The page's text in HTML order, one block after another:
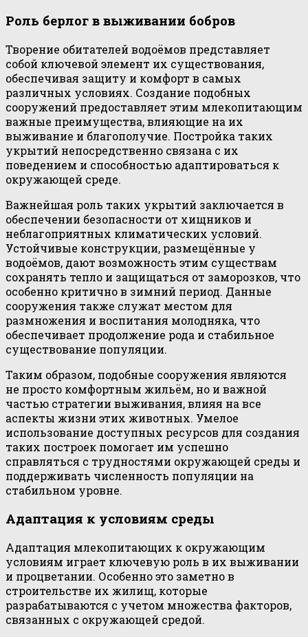
Роль берлог в выживании бобров
Творение обитателей водоёмов представляет
собой ключевой элемент их существования,
обеспечивая защиту и комфорт в самых
различных условиях. Создание подобных
сооружений предоставляет этим млекопитающим
важные преимущества, влияющие на их
выживание и благополучие. Постройка таких
укрытий непосредственно связана с их
поведением и способностью адаптироваться к
окружающей среде.
Важнейшая роль таких укрытий заключается в
обеспечении безопасности от хищников и
неблагоприятных климатических условий.
Устойчивые конструкции, размещённые у
водоёмов, дают возможность этим существам
сохранять тепло и защищаться от заморозков, что
особенно критично в зимний период. Данные
сооружения также служат местом для
размножения и воспитания молодняка, что
обеспечивает продолжение рода и стабильное
существование популяции.
Таким образом, подобные сооружения являются
не просто комфортным жильём, но и важной
частью стратегии выживания, влияя на все
аспекты жизни этих животных. Умелое
использование доступных ресурсов для создания
таких построек помогает им успешно
справляться с трудностями окружающей среды и
поддерживать численность популяции на
стабильном уровне.
Адаптация к условиям среды
Адаптация млекопитающих к окружающим
условиям играет ключевую роль в их выживании
и процветании. Особенно это заметно в
строительстве их жилищ, которые
разрабатываются с учетом множества факторов,
связанных с окружающей средой.